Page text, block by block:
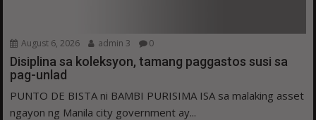
August 6, 2026 admin 3 0
Disiplina sa koleksyon, tamang paggastos susi sa
pag-unlad
PUNTO DE BISTA ni BAMBI PURISIMA ISA sa malaking asset
ngayon ng Manila city government ay...